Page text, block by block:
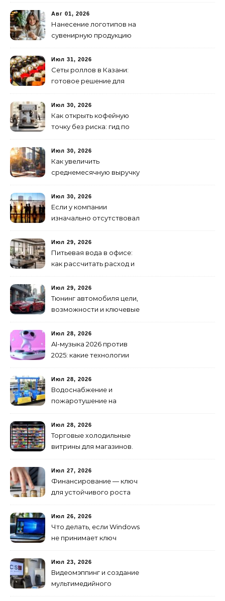
изготовление и поставку
Авг 01, 2026
Нанесение логотипов на
сувенирную продукцию
Июл 31, 2026
Сеты роллов в Казани:
готовое решение для
друзьями
Июл 30, 2026
Как открыть кофейную
точку без риска: гид по
Июл 30, 2026
Как увеличить
среднемесячную выручку
лишних затрат
Июл 30, 2026
Если у компании
изначально отсутствовал
как не утонуть в хаосе
Июл 29, 2026
Питьевая вода в офисе:
как рассчитать расход и
Июл 29, 2026
Тюнинг автомобиля цели,
возможности и ключевые
транспортных средств
Июл 28, 2026
AI-музыка 2026 против
2025: какие технологии
создание клипов
изменилось навсегда
Июл 28, 2026
Водоснабжение и
пожаротушение на
оборудование
предусмотреть заранее
Июл 28, 2026
Торговые холодильные
витрины для магазинов.
Июл 27, 2026
Финансирование — ключ
для устойчивого роста
Июл 26, 2026
Что делать, если Windows
не принимает ключ
Июл 23, 2026
Видеомэппинг и создание
мультимедийного